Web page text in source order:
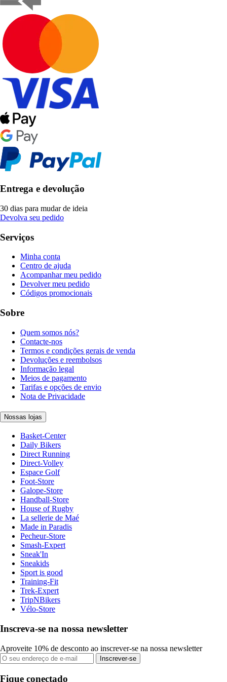
Entrega e devolução
30 dias para mudar de ideia
Devolva seu pedido
Serviços
Minha conta
Centro de ajuda
Acompanhar meu pedido
Devolver meu pedido
Códigos promocionais
Sobre
Quem somos nós?
Contacte-nos
Termos e condições gerais de venda
Devoluções e reembolsos
Informação legal
Meios de pagamento
Tarifas e opções de envio
Nota de Privacidade
Nossas lojas
Basket-Center
Daily Bikers
Direct Running
Direct-Volley
Espace Golf
Foot-Store
Galope-Store
Handball-Store
House of Rugby
La sellerie de Maé
Made in Paradis
Pecheur-Store
Smash-Expert
Sneak'In
Sneakids
Sport is good
Training-Fit
Trek-Expert
TripNBikers
Vélo-Store
Inscreva-se na nossa newsletter
Aproveite 10% de desconto ao inscrever-se na nossa newsletter
Inscrever-se
Fique conectado